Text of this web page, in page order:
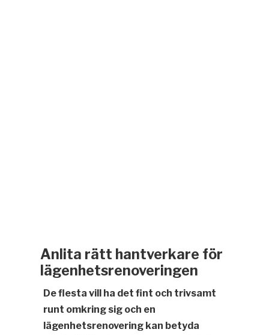
Anlita rätt hantverkare för
lägenhetsrenoveringen
De flesta vill ha det fint och trivsamt
runt omkring sig och en
lägenhetsrenovering kan betyda